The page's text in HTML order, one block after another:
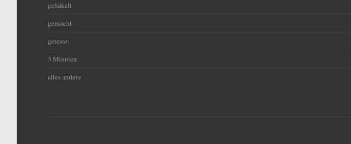
gehäkelt
gemacht
getestet
3 Minuten
alles andere